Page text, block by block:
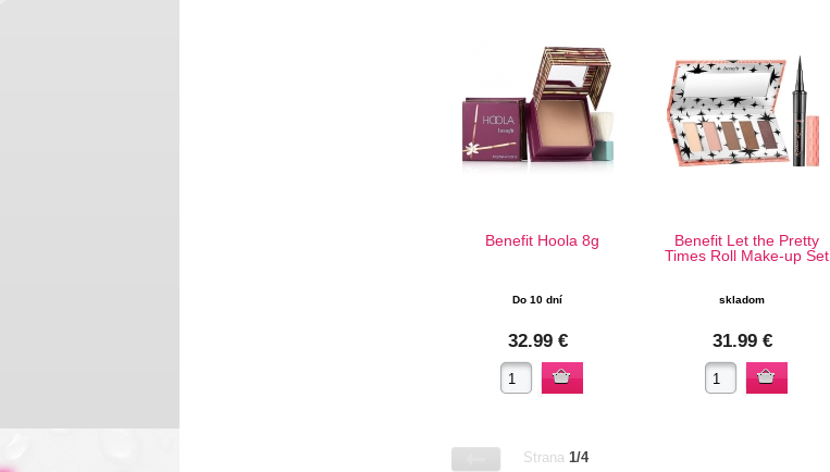
Benefit Hoola 8g
Do 10 dní
32.99 €
Benefit Let the Pretty
Times Roll Make-up Set
skladom
31.99 €
Strana 1/4